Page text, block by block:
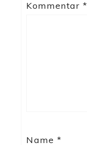
Kommentar*
Name*